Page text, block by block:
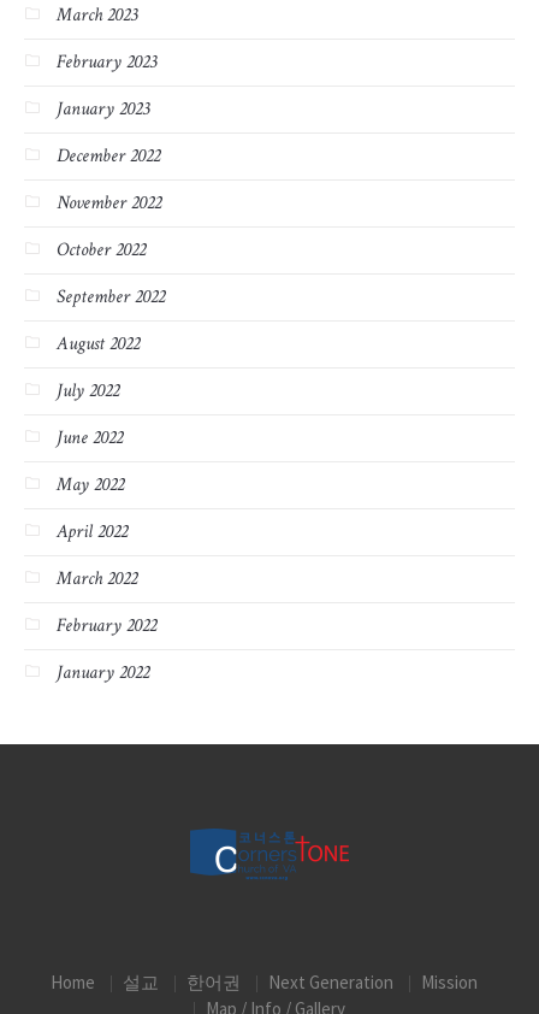
March 2023
February 2023
January 2023
December 2022
November 2022
October 2022
September 2022
August 2022
July 2022
June 2022
May 2022
April 2022
March 2022
February 2022
January 2022
Home 설교 한어권 Next Generation
Mission
Map / Info / Gallery